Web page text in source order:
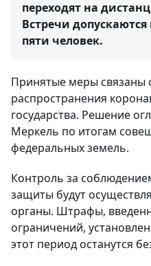
переходят на
Встречи
пяти человек.
Принятые меры связаны
распространения
государства. Решение
Меркель по итогам
федеральных земель.
Контроль за
защиты будут
органы. Штрафы,
ограничений,
этот период останутся